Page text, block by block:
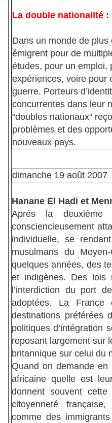
La double nationalité
Dans un monde de
émigrent pour de
études, pour un emploi,
expériences, voire pour
guerre. Porteurs
concurrentes dans leur
"doubles nationaux"
problèmes et des
nouveaux pays.
dimanche 19 août 2007
Hanane El Hadi et
Après la deuxième
consciencieusement
individuelle, se
musulmans du
quelques années, des
et indigènes. Des lois
l’interdiction du port
adoptées. La
destinations préférées
politiques d’intégration
reposant largement sur
britannique sur celui du
Quand on demande en
africaine quelle est
donnent souvent
citoyenneté
comme des